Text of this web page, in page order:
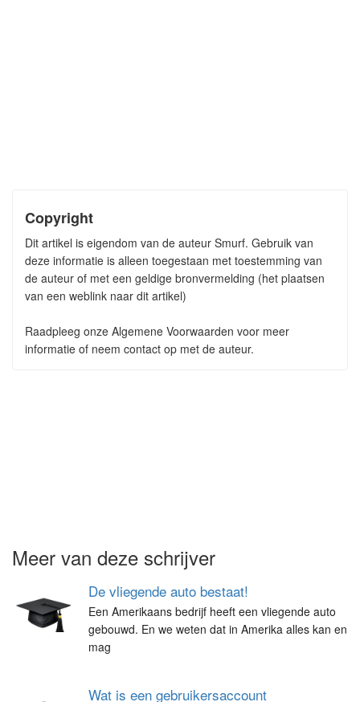
Copyright
Dit artikel is eigendom van de auteur Smurf. Gebruik van
deze informatie is alleen toegestaan met toestemming van
de auteur of met een geldige bronvermelding (het plaatsen
van een weblink naar dit artikel)
Raadpleeg onze Algemene Voorwaarden voor meer
informatie of neem contact op met de auteur.
Meer van deze schrijver
De vliegende auto bestaat!
Een Amerikaans bedrijf heeft een vliegende auto
gebouwd. En we weten dat in Amerika alles kan en
mag
Wat is een gebruikersaccount